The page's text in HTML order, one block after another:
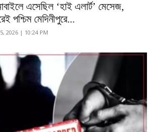
এসেছিল ‘হাই এলার্ট’ মেসেজ,
পশ্চিম মেদিনীপুরে...
2026 | 10:24 PM